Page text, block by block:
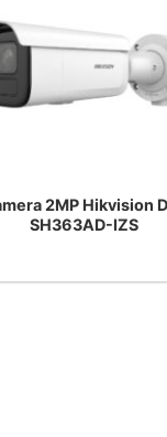
2MP Hikvision
SH363AD-IZS